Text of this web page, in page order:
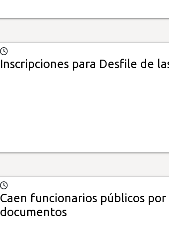
Inscripciones para Desfile de
Caen funcionarios públicos
documentos